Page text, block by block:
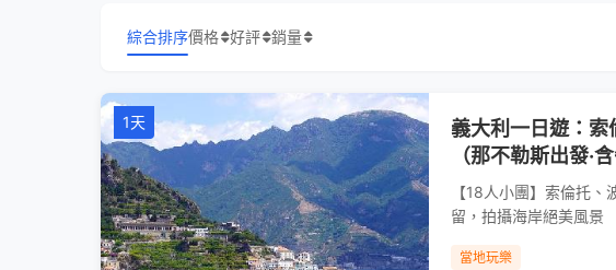
綜合排序價格 好評 銷量
1天
義大利一日遊：
（那不勒斯出發·
【18人小團】索倫托
留，拍攝海岸絕美風景
當地玩樂